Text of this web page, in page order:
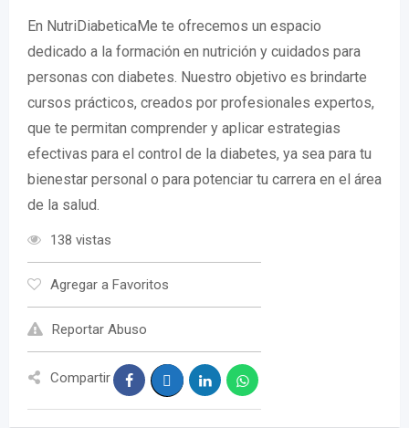
En NutriDiabeticaMe te ofrecemos un espacio
dedicado a la formación en nutrición y cuidados para
personas con diabetes. Nuestro objetivo es brindarte
cursos prácticos, creados por profesionales expertos,
que te permitan comprender y aplicar estrategias
efectivas para el control de la diabetes, ya sea para tu
bienestar personal o para potenciar tu carrera en el área
de la salud.
138 vistas
Agregar a Favoritos
Reportar Abuso
Compartir